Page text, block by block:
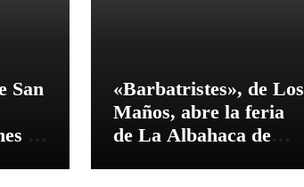
San
en
«Barbatristes», de Los
Maños, abre la feria
de La Albahaca de